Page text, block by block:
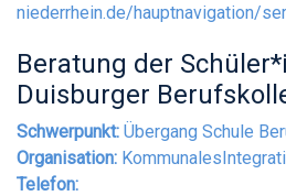
niederrhein.de/hauptnavigation/
Beratung der
Duisburger
Schwerpunkt: Übergang Schule
Organisation:
Telefon: